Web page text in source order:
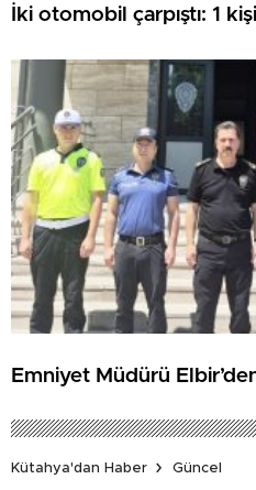
İki otomobil çarpıştı: 1
Emniyet Müdürü
Kütahya'dan Haber
Güncel